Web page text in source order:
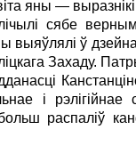
яны —
сябе
ў
Захаду.
і рэлігійнае
распаліў